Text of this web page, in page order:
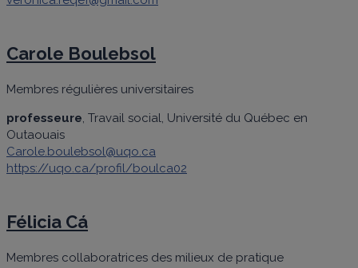
Carole Boulebsol
Membres régulières universitaires
professeure , Travail social, Université du Québec en
Outaouais
Carole.boulebsol@uqo.ca
https://uqo.ca/profil/boulca02
Félicia Cá
Membres collaboratrices des milieux de pratique